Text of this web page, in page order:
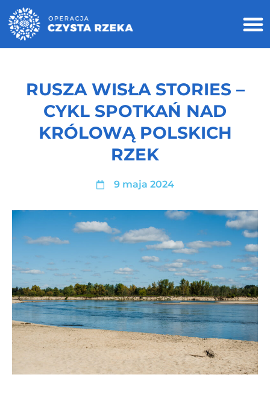
RUSZA WISŁA STORIES –
CYKL SPOTKAŃ NAD
KRÓLOWĄ POLSKICH
RZEK
9 maja 2024